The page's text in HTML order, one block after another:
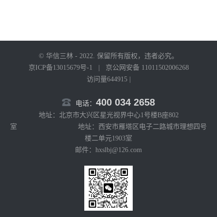
© 华信三林 - 2022. 保留所有版权，违者必究。
京ICP备13015679号-1
京公网安备 11011502006268
访问量644915 |
电话： 400 034 2658
地址：北京市大兴区星光视界中心1号楼B座802
室 地址：西安市雁塔区电子二路城市理想四号
楼二单元1903室
邮件：hxslbj@126.com